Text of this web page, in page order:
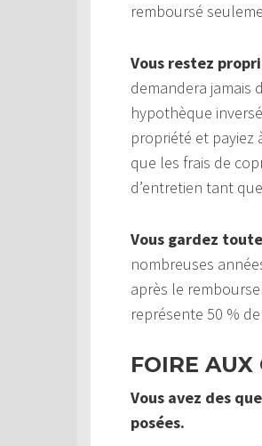
remboursé
Vous restez
demandera jamais
hypothèque
propriété et payiez
que les frais de
d’entretien tant
Vous gardez
nombreuses
après le
représente 50 %
FOIRE AUX
Vous avez des
posées.